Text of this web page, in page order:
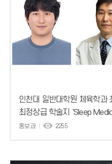
인천대 일반대학원 체육학과
최정상급 학술지 'Sleep
홍보과 2255